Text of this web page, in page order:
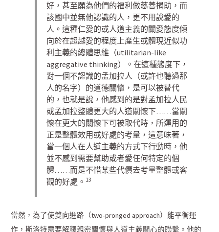
好，甚至願為他們的福利做慈善捐助，而
該國中並無他認識的人，更不用說愛的
人。這種仁愛的或人道主義的關愛態度傾
向於在超越愛的程度上產生或體現近似功
利主義的總體思維（utilitarian-like
aggregative thinking）。在這種態度下，
對一個不認識的孟加拉人（或許也聽過那
人的名字）的道德關懷，是可以被替代
的，也就是說，他感到的是對孟加拉人民
或孟加拉整體更大的人道關懷下……當關
懷在更大的關懷下可被取代時，所運用的
正是整體效用或好處的考量，這意味著，
當一個人在人道主義的方式下行動時，他
並不感到需要幫助或者愛任何特定的個
體……而是不惜某些代價去考量整體或客
觀的好處。 13
當然，為了使雙向進路（two-pronged approach）能平衡運
作，斯洛特需要解釋親密關懷與人道主義關心的聯繫。他的